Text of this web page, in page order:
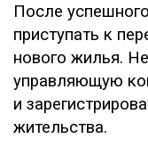
После
приступать к
нового жилья.
управляющую
и
жительства.